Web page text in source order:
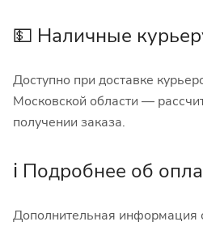
💵 Наличные
Доступно при доставке
Московской области —
получении заказа.
ℹ️ Подробнее об
Дополнительная информация